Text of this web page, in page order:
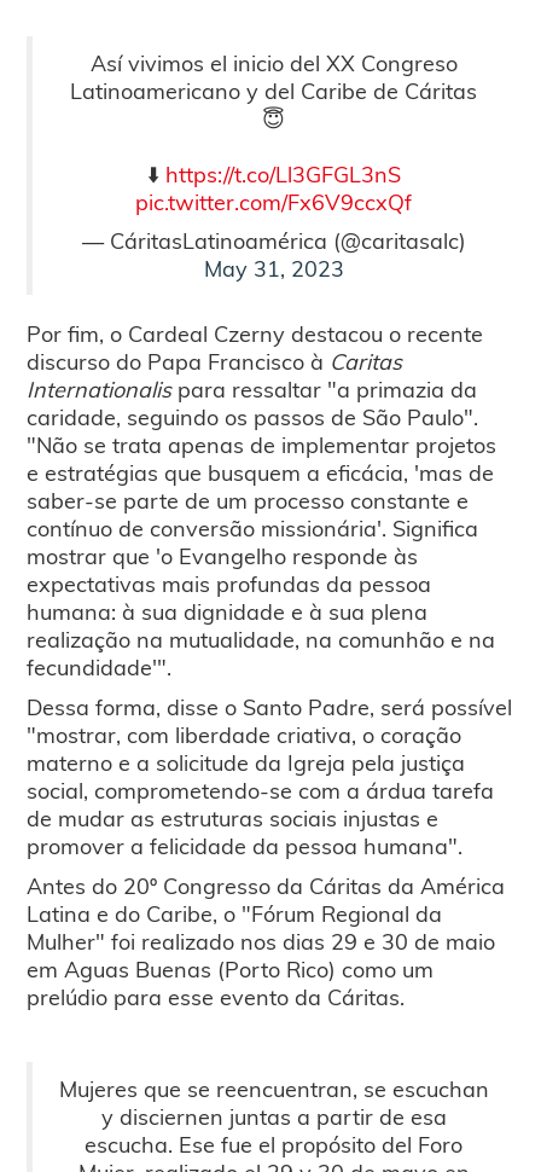
Así vivimos el inicio del XX Congreso
Latinoamericano y del Caribe de Cáritas
😇
⬇️ https://t.co/Ll3GFGL3nS
pic.twitter.com/Fx6V9ccxQf
— CáritasLatinoamérica (@caritasalc)
May 31, 2023
Por fim, o Cardeal Czerny destacou o recente
discurso do Papa Francisco à Caritas
Internationalis para ressaltar "a primazia da
caridade, seguindo os passos de São Paulo".
"Não se trata apenas de implementar projetos
e estratégias que busquem a eficácia, 'mas de
saber-se parte de um processo constante e
contínuo de conversão missionária'. Significa
mostrar que 'o Evangelho responde às
expectativas mais profundas da pessoa
humana: à sua dignidade e à sua plena
realização na mutualidade, na comunhão e na
fecundidade'".
Dessa forma, disse o Santo Padre, será possível
"mostrar, com liberdade criativa, o coração
materno e a solicitude da Igreja pela justiça
social, comprometendo-se com a árdua tarefa
de mudar as estruturas sociais injustas e
promover a felicidade da pessoa humana".
Antes do 20º Congresso da Cáritas da América
Latina e do Caribe, o "Fórum Regional da
Mulher" foi realizado nos dias 29 e 30 de maio
em Aguas Buenas (Porto Rico) como um
prelúdio para esse evento da Cáritas.
Mujeres que se reencuentran, se escuchan
y disciernen juntas a partir de esa
escucha. Ese fue el propósito del Foro